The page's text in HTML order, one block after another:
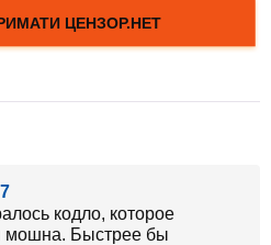
кодло, которое
мошна. Быстрее бы